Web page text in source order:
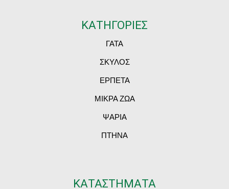
ΚΑΤΗΓΟΡΙΕΣ
ΓΑΤΑ
ΣΚΥΛΟΣ
ΕΡΠΕΤΑ
ΜΙΚΡΑ ΖΩΑ
ΨΑΡΙΑ
ΠΤΗΝΑ
ΚΑΤΑΣΤΗΜΑΤΑ